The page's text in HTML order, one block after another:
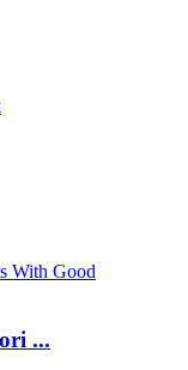
...